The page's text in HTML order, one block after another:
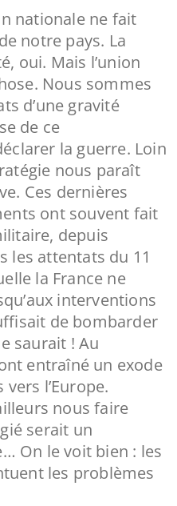
nationale ne fait
notre pays. La
oui. Mais l’union
Nous sommes
d’une gravité
de ce
la guerre. Loin
nous paraît
Ces dernières
ont souvent fait
depuis
les attentats du 11
la France ne
interventions
de bombarder
saurait ! Au
entraîné un exode
l’Europe.
nous faire
serait un
On le voit bien : les
les problèmes